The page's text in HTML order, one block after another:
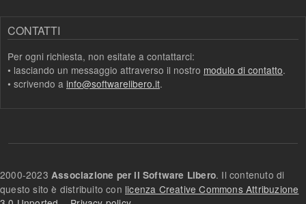
CONTATTI
Per ogni richiesta, non esitate a contattarci:
• lasciando un messaggio attraverso il nostro modulo di contatto.
• scrivendo a info@softwarelibero.it.
2000-2023 Associazione per il Software Libero. Il contenuto di
questo sito è distribuito con licenza Creative Commons Attribuzione